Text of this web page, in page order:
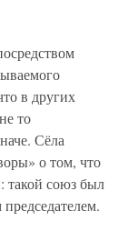
в других
то
Сёла
о том, что
такой союз был